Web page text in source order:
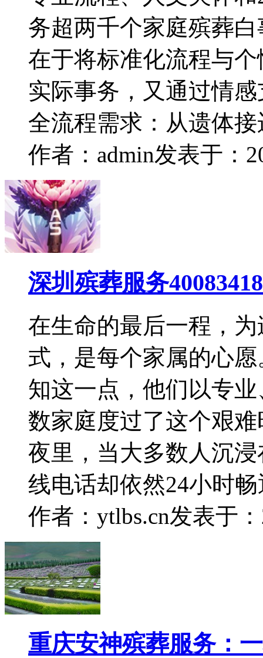
务超两千个家庭殡葬
在于将标准化流程与
实际事务，又通过情
全流程需求：从遗体
作者：admin发表于：
深圳殡葬服务
在生命的最后一程，
式，是每个家属的心
知这一点，他们以专
数家庭度过了这个艰
夜里，当大多数人沉
线电话却依然24小时
作者：ytlbs.cn发表于
重庆安神殡葬服务：